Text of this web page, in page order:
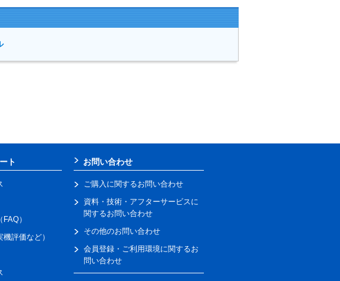
ト
）
評価など）
お問い合わせ
ご購入に関するお問い合わせ
資料・技術・アフターサービスに
関するお問い合わせ
その他のお問い合わせ
会員登録・ご利用環境に関するお
問い合わせ